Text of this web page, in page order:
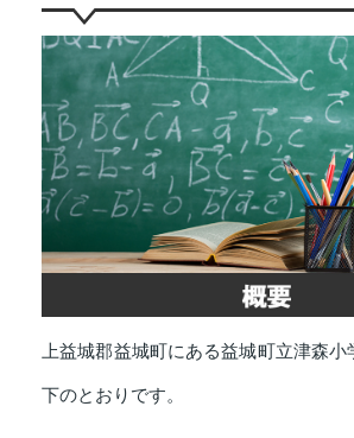
上益城郡益城町にある益城町立津森
下のとおりです。